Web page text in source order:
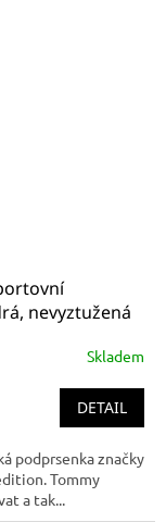
nevyztužená
Skladem
DETAIL
podprsenka značky
Tommy
a tak...